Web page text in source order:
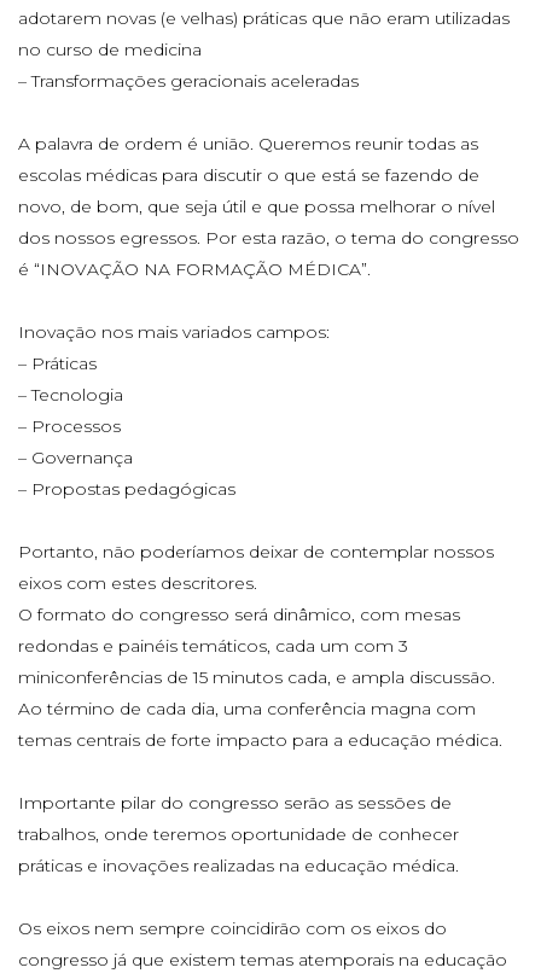
adotarem novas (e velhas) práticas que não eram utilizadas
no curso de medicina
– Transformações geracionais aceleradas
A palavra de ordem é união. Queremos reunir todas as
escolas médicas para discutir o que está se fazendo de
novo, de bom, que seja útil e que possa melhorar o nível
dos nossos egressos. Por esta razão, o tema do congresso
é “INOVAÇÃO NA FORMAÇÃO MÉDICA”.
Inovação nos mais variados campos:
– Práticas
– Tecnologia
– Processos
– Governança
– Propostas pedagógicas
Portanto, não poderíamos deixar de contemplar nossos
eixos com estes descritores.
O formato do congresso será dinâmico, com mesas
redondas e painéis temáticos, cada um com 3
miniconferências de 15 minutos cada, e ampla discussão.
Ao término de cada dia, uma conferência magna com
temas centrais de forte impacto para a educação médica.
Importante pilar do congresso serão as sessões de
trabalhos, onde teremos oportunidade de conhecer
práticas e inovações realizadas na educação médica.
Os eixos nem sempre coincidirão com os eixos do
congresso já que existem temas atemporais na educação